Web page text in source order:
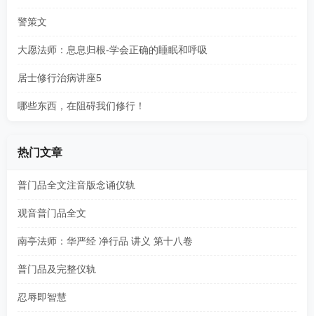
警策文
大愿法师：息息归根-学会正确的睡眠和呼吸
居士修行治病讲座5
哪些东西，在阻碍我们修行！
热门文章
普门品全文注音版念诵仪轨
观音普门品全文
南亭法师：华严经 净行品 讲义 第十八卷
普门品及完整仪轨
忍辱即智慧